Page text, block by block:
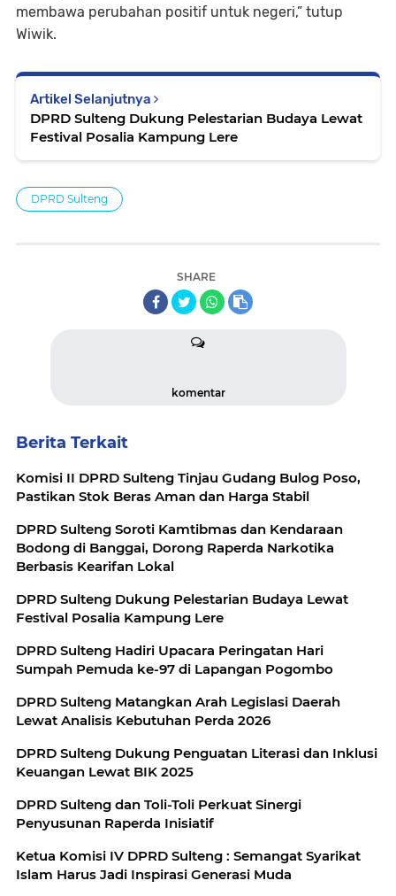
membawa perubahan positif untuk negeri,” tutup
Wiwik.
Artikel Selanjutnya
DPRD Sulteng Dukung Pelestarian Budaya Lewat
Festival Posalia Kampung Lere
DPRD Sulteng
SHARE
komentar
Berita Terkait
Komisi II DPRD Sulteng Tinjau Gudang Bulog Poso,
Pastikan Stok Beras Aman dan Harga Stabil
DPRD Sulteng Soroti Kamtibmas dan Kendaraan
Bodong di Banggai, Dorong Raperda Narkotika
Berbasis Kearifan Lokal
DPRD Sulteng Dukung Pelestarian Budaya Lewat
Festival Posalia Kampung Lere
DPRD Sulteng Hadiri Upacara Peringatan Hari
Sumpah Pemuda ke-97 di Lapangan Pogombo
DPRD Sulteng Matangkan Arah Legislasi Daerah
Lewat Analisis Kebutuhan Perda 2026
DPRD Sulteng Dukung Penguatan Literasi dan Inklusi
Keuangan Lewat BIK 2025
DPRD Sulteng dan Toli-Toli Perkuat Sinergi
Penyusunan Raperda Inisiatif
Ketua Komisi IV DPRD Sulteng : Semangat Syarikat
Islam Harus Jadi Inspirasi Generasi Muda